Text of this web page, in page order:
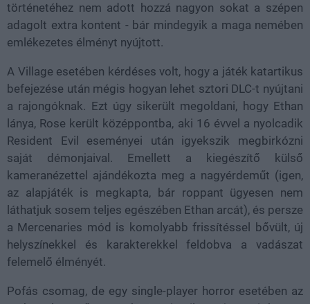
történetéhez nem adott hozzá nagyon sokat a szépen
adagolt extra kontent - bár mindegyik a maga nemében
emlékezetes élményt nyújtott.
A Village esetében kérdéses volt, hogy a játék katartikus
befejezése után mégis hogyan lehet sztori DLC-t nyújtani
a rajongóknak. Ezt úgy sikerült megoldani, hogy Ethan
lánya, Rose került középpontba, aki 16 évvel a nyolcadik
Resident Evil eseményei után igyekszik megbirkózni
saját démonjaival. Emellett a kiegészítő külső
kameranézettel ajándékozta meg a nagyérdeműt (igen,
az alapjáték is megkapta, bár roppant ügyesen nem
láthatjuk sosem teljes egészében Ethan arcát), és persze
a Mercenaries mód is komolyabb frissítéssel bővült, új
helyszínekkel és karakterekkel feldobva a vadászat
felemelő élményét.
Pofás csomag, de egy single-player horror esetében az